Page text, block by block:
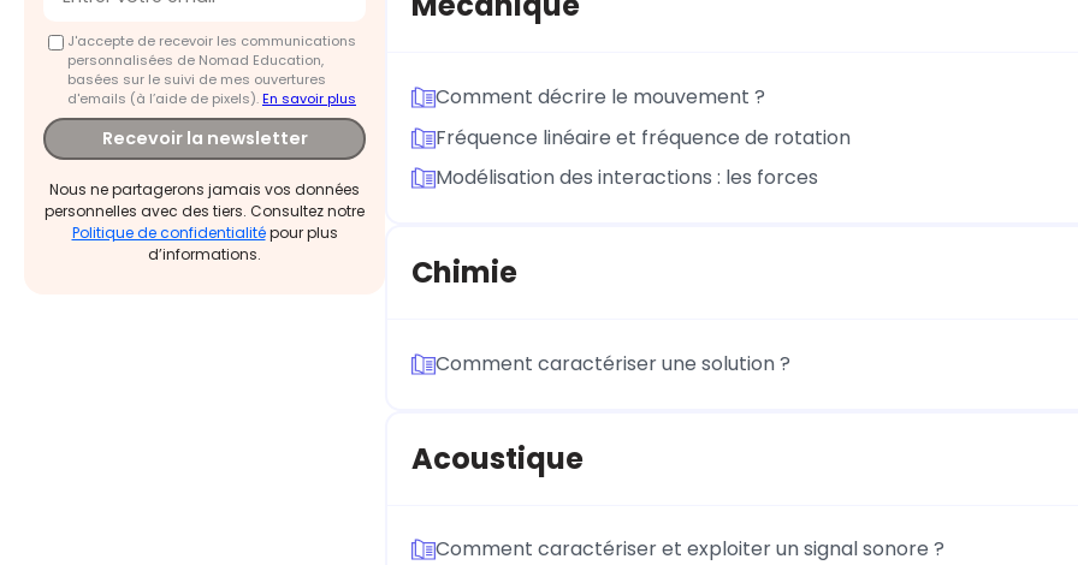
J'accepte de recevoir les communications
personnalisées de Nomad Education,
basées sur le suivi de mes ouvertures
d'emails (à l’aide de pixels).En savoir plus
Recevoir la newsletter
Nous ne partagerons jamais vos données
personnelles avec des tiers. Consultez notre
Politique de confidentialitépour plus
d’informations.
Comment décrire le mouvement ?
Fréquence linéaire et fréquence de rotation
Modélisation des interactions : les forces
Chimie
Comment caractériser une solution ?
Acoustique
Comment caractériser et exploiter un signal sonore ?